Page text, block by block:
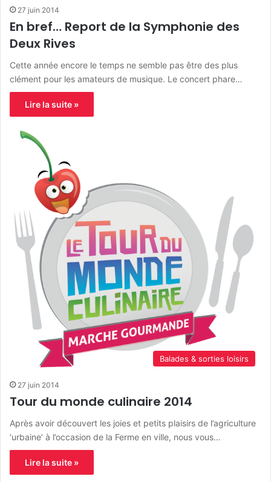
27 juin 2014
En bref… Report de la Symphonie des
Deux Rives
Cette année encore le temps ne semble pas être des plus
clément pour les amateurs de musique. Le concert phare…
Lire la suite »
Balades & sorties loisirs
27 juin 2014
Tour du monde culinaire 2014
Après avoir découvert les joies et petits plaisirs de l’agriculture
‘urbaine’ à l’occasion de la Ferme en ville, nous vous…
Lire la suite »